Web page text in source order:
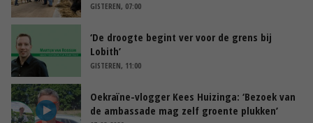
GISTEREN, 07:00
‘De droogte begint ver voor de grens bij
Lobith’
GISTEREN, 11:00
Oekraïne-vlogger Kees Huizinga: ‘Bezoek van
de ambassade mag zelf groente plukken’